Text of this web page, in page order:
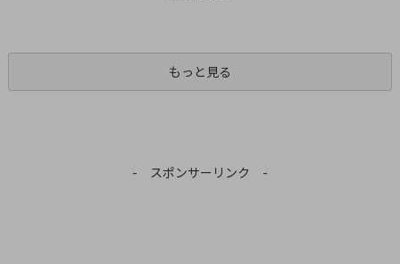
もっと見る
- スポンサーリンク -